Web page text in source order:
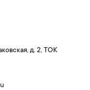
д. 2, ТОК